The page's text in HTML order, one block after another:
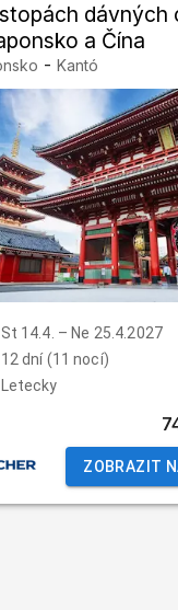
dávných
a Čína
- Kantó
St 14.4. – Ne 25.4.2027
12 dní (11 nocí)
Letecky
ZOBRAZIT